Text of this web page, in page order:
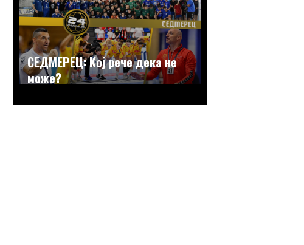
СЕДМЕРЕЦ: Кој рече дека не
може?